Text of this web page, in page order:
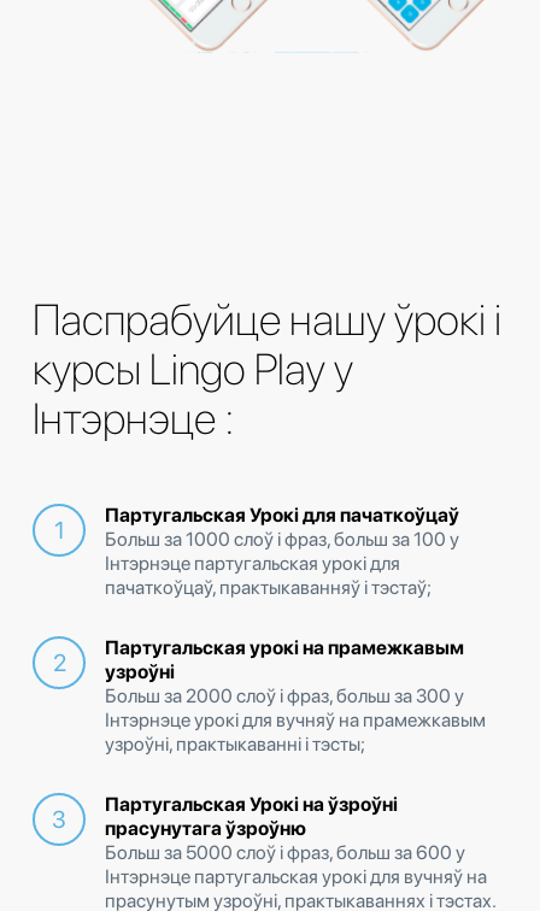
Паспрабуйце нашу ўрокі і
курсы Lingo Play у
Інтэрнэце :
Партугальская Урокі для пачаткоўцаў
Больш за 1000 слоў і фраз, больш за 100 у
Інтэрнэце партугальская урокі для
пачаткоўцаў, практыкаванняў і тэстаў;
Партугальская урокі на прамежкавым
узроўні
Больш за 2000 слоў і фраз, больш за 300 у
Інтэрнэце урокі для вучняў на прамежкавым
узроўні, практыкаванні і тэсты;
Партугальская Урокі на ўзроўні
прасунутага ўзроўню
Больш за 5000 слоў і фраз, больш за 600 у
Інтэрнэце партугальская урокі для вучняў на
прасунутым узроўні, практыкаваннях і тэстах.